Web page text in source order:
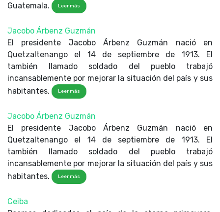
Guatemala.
Leer más
Jacobo Árbenz Guzmán
El presidente Jacobo Árbenz Guzmán nació en
Quetzaltenango el 14 de septiembre de 1913. El
también llamado soldado del pueblo trabajó
incansablemente por mejorar la situación del país y sus
habitantes.
Leer más
Jacobo Árbenz Guzmán
El presidente Jacobo Árbenz Guzmán nació en
Quetzaltenango el 14 de septiembre de 1913. El
también llamado soldado del pueblo trabajó
incansablemente por mejorar la situación del país y sus
habitantes.
Leer más
Ceiba